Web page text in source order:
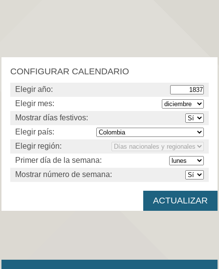
CONFIGURAR CALENDARIO
Elegir año:
Elegir mes:
Mostrar días festivos:
Elegir país:
Elegir región:
Primer día de la semana:
Mostrar número de semana: